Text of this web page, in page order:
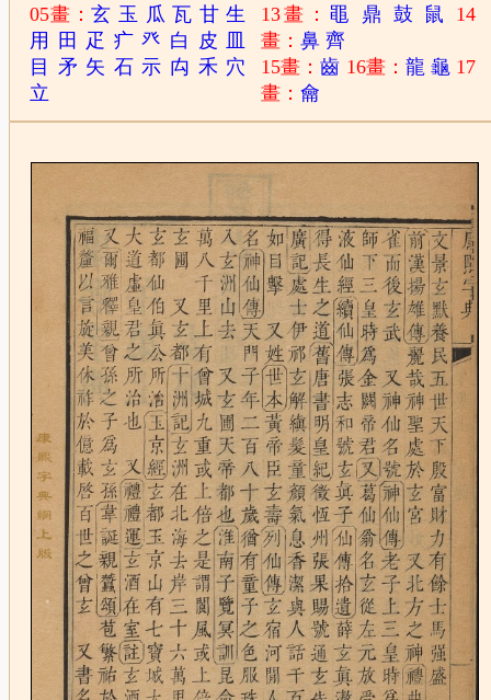
05畫：玄 玉 瓜 瓦 甘 生
用
田 疋 疒 癶 白 皮
目
矛 矢 石 示 禸 禾 穴
立
13畫： 黽 鼎 鼓 鼠
14
畫：鼻 齊
15畫：齒 16畫： 龍 龜 17
畫：龠